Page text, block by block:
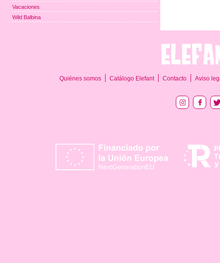
Vacaciones
Wild Balbina
Quiénes somos Catálogo Elefant Contacto Aviso